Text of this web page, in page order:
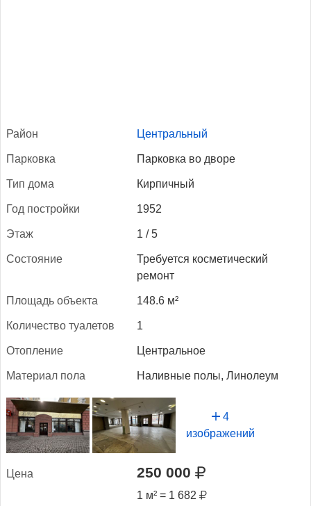
Рай­он Центральный
Пар­ковка Парковка во дворе
Тип до­ма Кирпичный
Год пос­трой­ки 1952
Этаж 1 / 5
Сос­то­яние
Требуется косметический
ремонт
Пло­щадь объ­ек­та 148.6 м²
Ко­личес­тво ту­але­тов 1
Отоп­ле­ние Центральное
Ма­тери­ал по­ла Наливные полы, Линолеум
4
изображений
Це­на 250 000
1 м² = 1 682